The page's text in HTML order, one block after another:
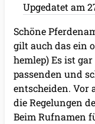
Upgedatet am
Schöne
gilt auch das ein
hemlep) Es ist
passenden und
entscheiden. Vor
die Regelungen
Beim Rufnamen